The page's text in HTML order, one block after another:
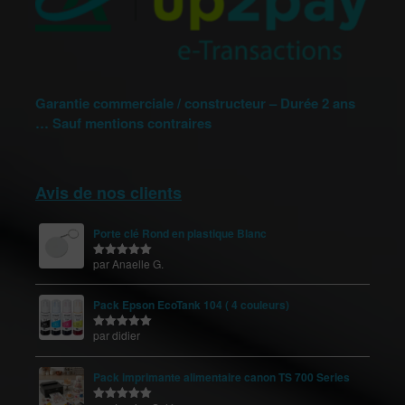
Garantie commerciale / constructeur – Durée 2 ans
… Sauf mentions contraires
Avis de nos clients
Porte clé Rond en plastique Blanc
Note5sur
par Anaelle G.
Pack Epson EcoTank 104 ( 4 couleurs)
Note 5sur
par didier
Pack imprimante alimentaire canon TS 700 Series